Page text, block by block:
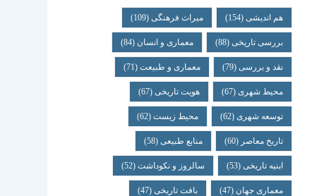
هم اندیشی(154) میراث فرهنگی(109)
بررسی تاریخی(88) معماری و انسان (84)
نقد و بررسی(79) معماری و طبیعت(71)
محیط شهری(67) هویت تاریخی(67)
توسعه شهری(62) محیط زیست(62)
تاریخ معاصر (60) منابع طبیعی(58)
ابنیه تاریخی(53) سالروز و نکوداشت(52)
معماری جهان (47) بافت تاریخی(47)